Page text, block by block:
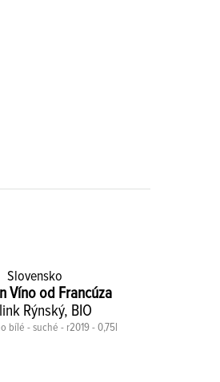
Slovensko
Víno od Francúza
Rýnský, BIO
bílé - suché - r2019 - 0,75l